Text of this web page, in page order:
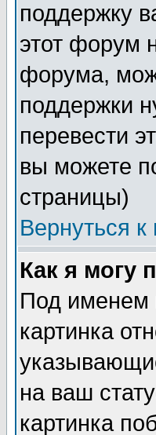
поддержку
этот форум
форума,
поддержки
перевести
вы можете
страницы)
Вернуться к
Как я могу
Под именем
картинка
на ваш
картинка